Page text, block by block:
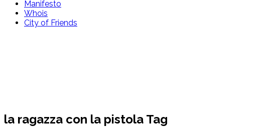
Manifesto
Whois
City of Friends
la ragazza con la pistola Tag